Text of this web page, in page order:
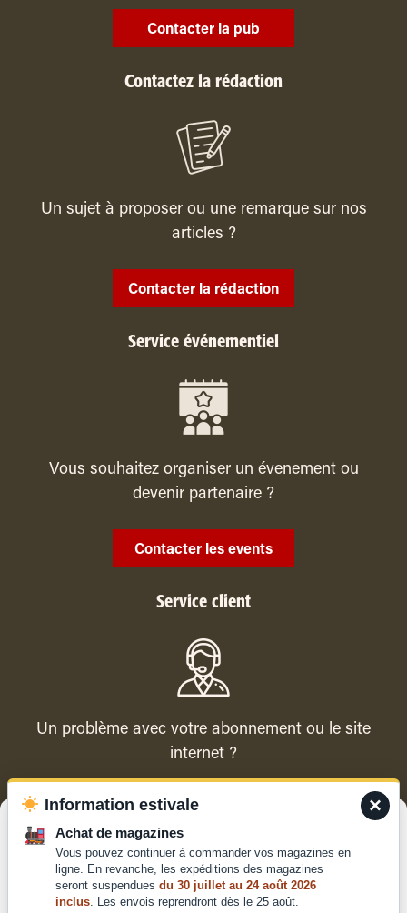
Pour offrir les meilleures expériences, nous utilisons des technologies
telles que les cookies pour stocker et/ou accéder aux informations des
appareils. Le fait de consentir à ces technologies nous permettra de
traiter des données telles que le comportement de navigation ou les ID
Contacter la pub
Contactez la rédaction
Un sujet à proposer ou une remarque sur nos
articles ?
Contacter la rédaction
Service événementiel
Vous souhaitez organiser un évenement ou
devenir partenaire ?
Contacter les events
Service client
Un problème avec votre abonnement ou le site
internet ?
Contacter le service client ×
Information estivale
Achat de magazines
Vous pouvez continuer à commander vos magazines en
ligne. En revanche, les expéditions des magazines
seront suspendues du 30 juillet au 24 août 2026
inclus. Les envois reprendront dès le 25 août.